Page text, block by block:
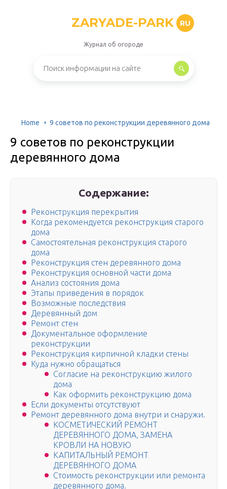
ZARYADE-PARK RU
Журнал об огороде
Home 9 советов по реконструкции деревянного дома
9 советов по реконструкции
деревянного дома
Содержание:
Реконструкция перекрытия
Когда рекомендуется реконструкция старого
дома
Самостоятельная реконструкция старого
дома
Реконструкция стен деревянного дома
Реконструкция основной части дома
Анализ состояния дома
Этапы приведения в порядок
Возможные последствия
Деревянный дом
Ремонт стен
Документальное оформление
реконструкции
Реконструкция кирпичной кладки стены
Куда нужно обращаться
Согласие на реконструкцию жилого
дома
Как оформить реконструкцию дома
Если документы отсутствуют
Ремонт деревянного дома внутри и снаружи.
КОСМЕТИЧЕСКИЙ РЕМОНТ
ДЕРЕВЯННОГО ДОМА, ЗАМЕНА
КРОВЛИ НА НОВУЮ
КАПИТАЛЬНЫЙ РЕМОНТ
ДЕРЕВЯННОГО ДОМА
Стоимость реконструкции или ремонта
деревянного дома.